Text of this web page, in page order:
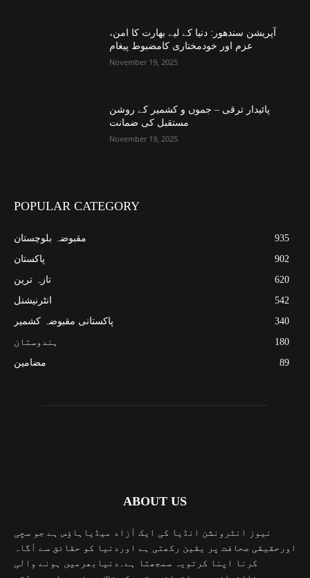
آپریشن سندھور: دنیا کے لیے بھارت کا امن،
عزم اور خودمختاری کامضبوط پیغام
November 19, 2025
پائیدار ترقی – جموں و کشمیر کے روشن
مستقبل کی ضمانت
November 19, 2025
POPULAR CATEGORY
مقبوضہ بلوچستان
935
پاکستان
902
تازہ ترین
620
انٹرنیشنل
542
پاکستانی مقبوضہ کشمیر
340
ہندوستان
180
مضامین
89
ABOUT US
نیوز انٹرونشن انڈیا کی ایک آزاد میڈیاہاؤس ہے جو سچی
اورحقیقی صحافت پر یقین رکھتی ہے اوردنیا کو حقائق سے آگاہ
کرنا اپنا کرتویہ سمجھتا ہے۔دنیابھرمیں ہونے والی